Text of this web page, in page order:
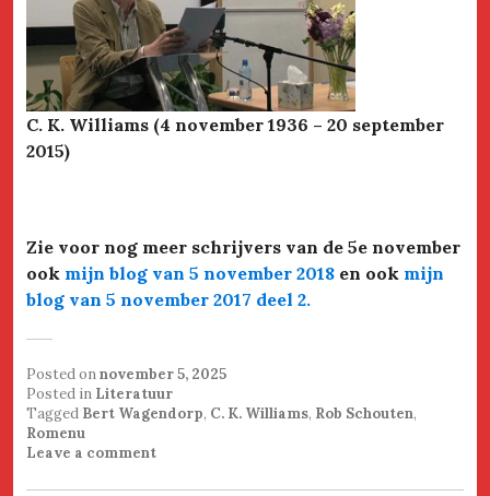
C. K. Williams (4 november 1936 – 20 september
2015)
Zie voor nog meer schrijvers van de 5e november
ook mijn blog van 5 november 2018 en ook mijn
blog van 5 november 2017 deel 2.
Posted onnovember 5, 2025
Posted in Literatuur
Tagged Bert Wagendorp, C. K. Williams, Rob Schouten,
Romenu
Leave a comment